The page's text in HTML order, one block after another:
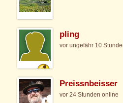
pling
vor ungefähr 10
Preissnbeisser
vor 24 Stunden online